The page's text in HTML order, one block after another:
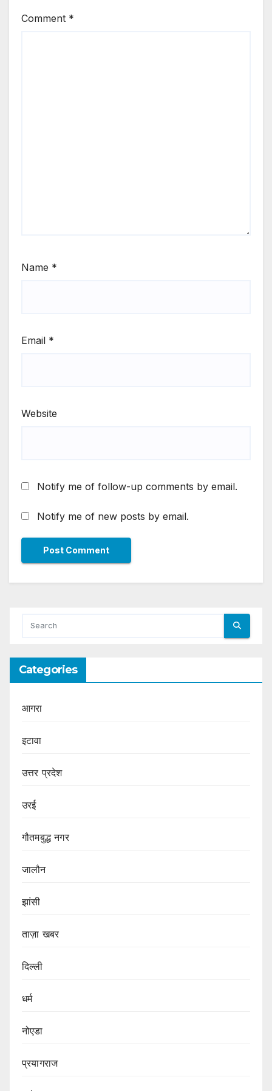
Comment *
Name *
Email *
Website
Notify me of follow-up comments by email.
Notify me of new posts by email.
Categories
आगरा
इटावा
उत्तर प्रदेश
उरई
गौतमबुद्ध नगर
जालौन
झांसी
ताज़ा खबर
दिल्ली
धर्म
नोएडा
प्रयागराज